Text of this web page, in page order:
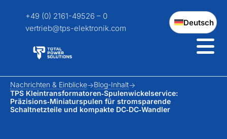
+49 (0) 2161-49526 – 0
vertrieb@tps-elektronik.com
Deutsch
Nachrichten & Einblicke
Blog-Inhalt
TPS Kleintransformatoren‑Spulenwickelservice:
Präzisions‑Miniaturspulen für stromsparende
Schaltnetzteile und kompakte DC‑DC‑Wandler